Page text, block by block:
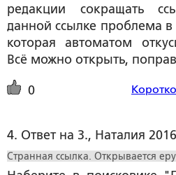
редакции сокращать
данной ссылке проблема
которая автоматом
Всё можно открыть,
0
4. Ответ на 3., Наталия
Странная ссылка. Открывается